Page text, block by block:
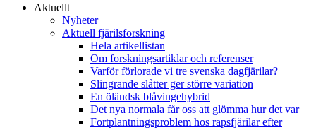
Aktuellt
Nyheter
Aktuell fjärilsforskning
Hela artikellistan
Om forskningsartiklar och referenser
Varför förlorade vi tre svenska dagfjärilar?
Slingrande slåtter ger större variation
En öländsk blåvingehybrid
Det nya normala får oss att glömma hur det var
Fortplantningsproblem hos rapsfjärilar efter